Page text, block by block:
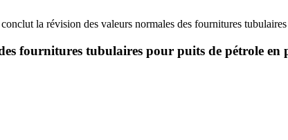
la révision des valeurs normales des fournitures
fournitures tubulaires pour puits de pétrole en